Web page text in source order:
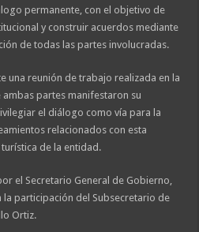
permanente, con el objetivo de
y construir acuerdos mediante
de todas las partes involucradas.
una reunión de trabajo realizada en la
partes manifestaron su
el diálogo como vía para la
relacionados con esta
de la entidad.
el Secretario General de Gobierno,
la participación del Subsecretario de
Ortiz.